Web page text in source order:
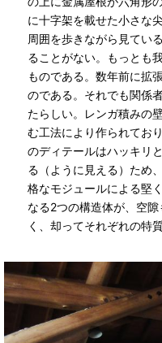
に十字架を載せた小さな
周囲を歩きながら見てい
ることがない。もっとも
ものである。数年前に拡
のである。それでも関係
たらしい。レンガ積みの
む工法により作られてお
のディテールはハッキリ
る（ように見える）ため
格なモジュールによる堅
なる2つの構造体が、空
く、却ってそれぞれの特